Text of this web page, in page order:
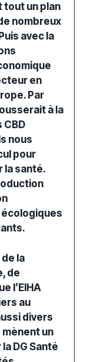
tout un plan
nombreux
avec la
en
Par
à la
CBD
nous
pour
la santé.
la
de
l’EIHA
au
divers
un
DG Santé